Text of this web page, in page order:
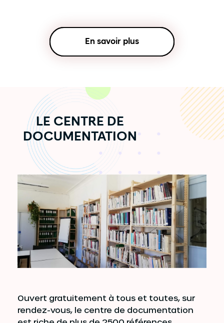
En savoir plus
LE CENTRE DE
DOCUMENTATION
Ouvert gratuitement à tous et toutes, sur
rendez-vous, le centre de documentation